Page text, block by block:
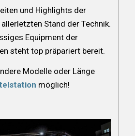
und Highlights der
Stand der Technik.
Equipment der
steht top präpariert bereit.
Modelle oder Länge
möglich!